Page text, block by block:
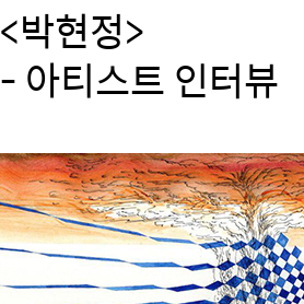
<박현정>
- 아티스트 인터뷰